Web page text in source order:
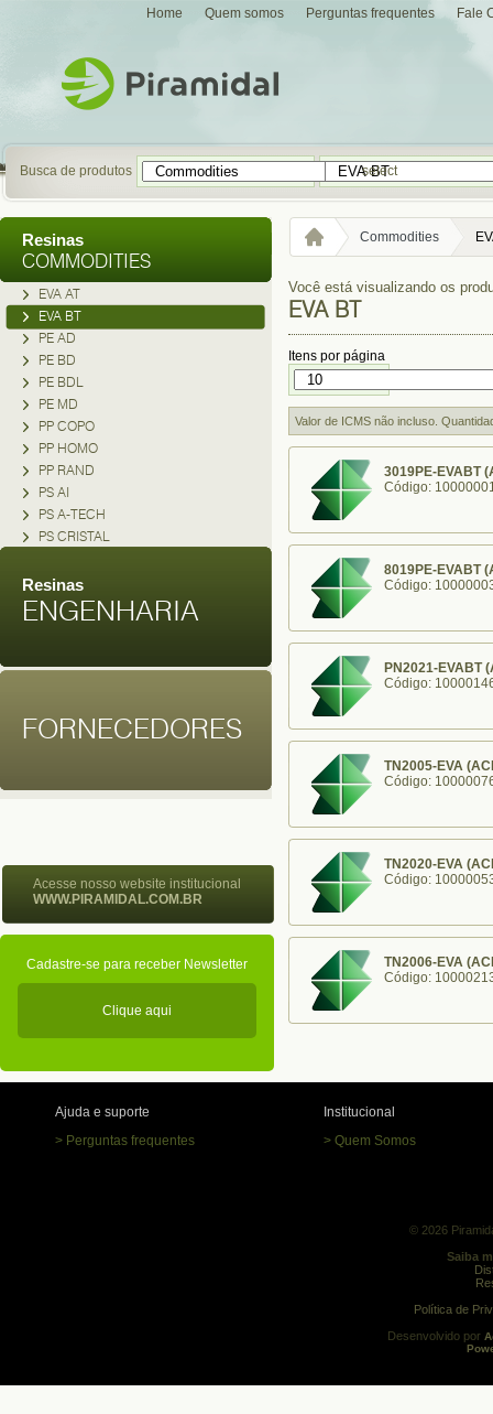
Home Quem somos Perguntas frequentes Fale
Busca de produtos select
Resinas
COMMODITIES
EVA AT
EVA BT
PE AD
PE BD
PE BDL
PE MD
PP COPO
PP HOMO
PP RAND
PS AI
PS A-TECH
PS CRISTAL
Resinas
ENGENHARIA
FORNECEDORES
Acesse nosso website institucional
WWW.PIRAMIDAL.COM.BR
Cadastre-se para receber Newsletter
Clique aqui
Commodities
Você está visualizando os
EVA BT
Itens por página
Valor de ICMS não incluso.
3019PE-EVABT
Código:
8019PE-EVABT
Código:
PN2021-EVABT
Código:
TN2005-EVA
Código:
TN2020-EVA
Código:
TN2006-EVA
Código:
Ajuda e suporte
> Perguntas frequentes
Institucional
> Quem Somos
© 2026
Saiba
Política de
Desenvolvido por